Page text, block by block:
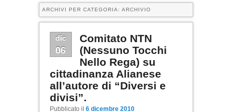
ARCHIVI PER CATEGORIA: ARCHIVIO
dic
06
Comitato NTN
(Nessuno Tocchi
Nello Rega) su
cittadinanza Alianese
all’autore di “Diversi e
divisi”.
Pubblicato il 6 dicembre 2010